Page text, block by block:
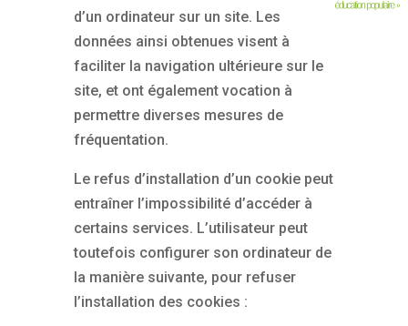
d’un ordinateur sur un site. Les
données ainsi obtenues visent à
faciliter la navigation ultérieure sur le
site, et ont également vocation à
permettre diverses mesures de
fréquentation.
Le refus d’installation d’un cookie peut
entraîner l’impossibilité d’accéder à
certains services. L’utilisateur peut
toutefois configurer son ordinateur de
la manière suivante, pour refuser
l’installation des cookies :